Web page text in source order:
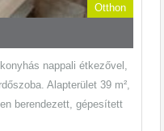
Otthon
nappali étkezővel,
Alapterület 39 m²,
berendezett, gépesített